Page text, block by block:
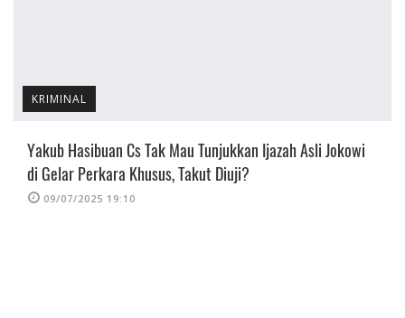
KRIMINAL
Yakub Hasibuan Cs Tak Mau Tunjukkan Ijazah Asli Jokowi
di Gelar Perkara Khusus, Takut Diuji?
09/07/2025 19:10